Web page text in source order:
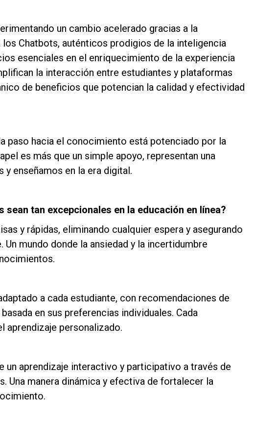
un cambio acelerado gracias a la
Chatbots, auténticos prodigios de la inteligencia
esenciales en el enriquecimiento de la experiencia
la interacción entre estudiantes y plataformas
de beneficios que potencian la calidad y efectividad
paso hacia el conocimiento está potenciado por la
es más que un simple apoyo, representan una
enseñamos en la era digital.
tan excepcionales en la educación en línea?
y rápidas, eliminando cualquier espera y asegurando
mundo donde la ansiedad y la incertidumbre
a cada estudiante, con recomendaciones de
en sus preferencias individuales. Cada
aprendizaje personalizado.
un aprendizaje interactivo y participativo a través de
Una manera dinámica y efectiva de fortalecer la